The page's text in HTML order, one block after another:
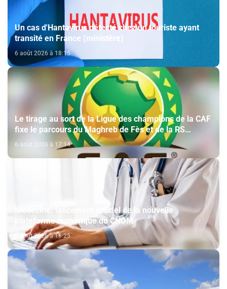
Un cas d'Hantavirus détecté chez un touriste ayant
transité en France (ministère)
6 août 2026 à 18:15
Le tirage au sort de la Ligue des champions de la CAF
fixe le parcours du Maghreb de Fès et de la RS
Berkane
6 août 2026 à 17:14
Médecine: lancement officiel de la nouvelle
plateforme numérique du CNOM
6 août 2026 à 16:25